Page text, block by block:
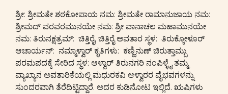
ಶ್ರೀ: ಶ್ರೀಮತೇ ಶಠಕೋಪಾಯ ನಮ: ಶ್ರೀಮತೇ ರಾಮಾನುಜಾಯ ನಮ:
ಶ್ರೀಮದ್ ವರವರಮುನಯೇ ನಮ: ಶ್ರೀ ವಾನಾಚಲ ಮಹಾಮುನಯೇ
ನಮ: ತಿರುನಕ್ಷತ್ರಮ್: ಚಿತ್ತಿರೈ, ಚಿತ್ತಿರೈ ಅವತಾರ ಸ್ಥಳ: ತಿರುಕ್ಕೋಳೂರ್
ಆಚಾರ್ಯನ್: ನಮ್ಮಾಳ್ವಾರ್ ಕೃತಿಗಳು: ಕಣ್ಣಿನುಣ್ ಚಿರುತ್ತಾಮ್ಬು
ಪರಮಪದಕ್ಕೆ ಸೇರಿದ ಸ್ಥಳ: ಆಳ್ವಾರ್ ತಿರುನಗರಿ ನಂಪಿಳ್ಳೈ ತಮ್ಮ
ವ್ಯಾಖ್ಯಾನ ಅವತಾರಿಕೆಯಲ್ಲಿ ಮಧುರಕವಿ ಆಳ್ವಾರರ ವೈಭವಗಳನ್ನು
ಸುಂದರವಾಗಿ ತೆರೆದಿಟ್ಟಿದ್ದಾರೆ. ಅದರ ಕುಡಿನೋಟ ಇಲ್ಲಿದೆ. ಋಷಿಗಳು